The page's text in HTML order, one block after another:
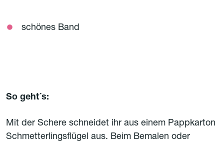
schönes Band
So geht´s:
Mit der Schere schneidet ihr aus einem Pappkarton
Schmetterlingsflügel aus. Beim Bemalen oder